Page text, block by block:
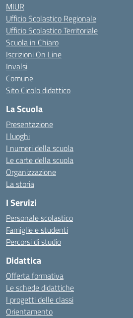
MIUR
Ufficio Scolastico Regionale
Ufficio Scolastico Territoriale
Scuola in Chiaro
Iscrizioni On Line
Invalsi
Comune
Sito Cicolo didattico
La Scuola
Presentazione
I luoghi
I numeri della scuola
Le carte della scuola
Organizzazione
La storia
I Servizi
Personale scolastico
Famiglie e studenti
Percorsi di studio
Didattica
Offerta formativa
Le schede didattiche
I progetti delle classi
Orientamento